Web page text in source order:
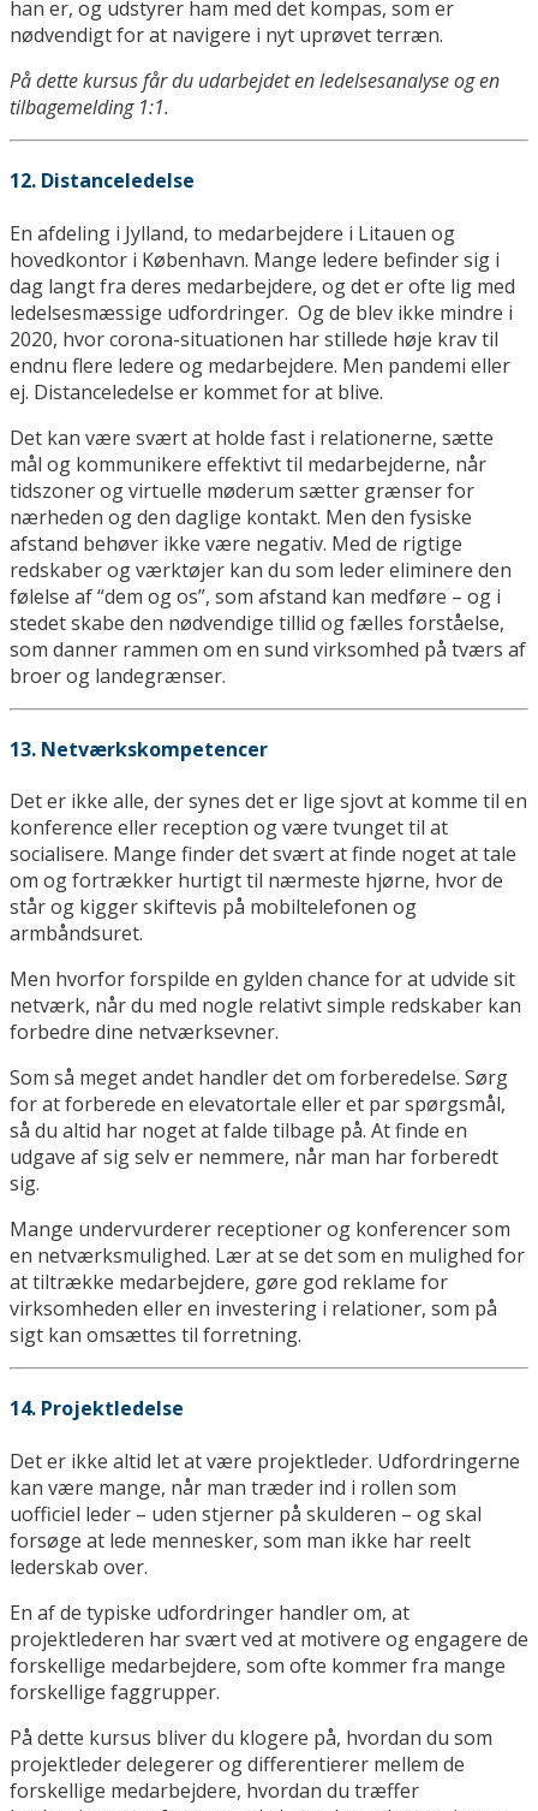
han er, og udstyrer ham med det kompas, som er
nødvendigt for at navigere i nyt uprøvet terræn.
På dette kursus får du udarbejdet en ledelsesanalyse og en
tilbagemelding 1:1.
12. Distanceledelse
En afdeling i Jylland, to medarbejdere i Litauen og
hovedkontor i København. Mange ledere befinder sig i
dag langt fra deres medarbejdere, og det er ofte lig med
ledelsesmæssige udfordringer. Og de blev ikke mindre i
2020, hvor corona-situationen har stillede høje krav til
endnu flere ledere og medarbejdere. Men pandemi eller
ej. Distanceledelse er kommet for at blive.
Det kan være svært at holde fast i relationerne, sætte
mål og kommunikere effektivt til medarbejderne, når
tidszoner og virtuelle møderum sætter grænser for
nærheden og den daglige kontakt. Men den fysiske
afstand behøver ikke være negativ. Med de rigtige
redskaber og værktøjer kan du som leder eliminere den
følelse af “dem og os”, som afstand kan medføre – og i
stedet skabe den nødvendige tillid og fælles forståelse,
som danner rammen om en sund virksomhed på tværs af
broer og landegrænser.
13. Netværkskompetencer
Det er ikke alle, der synes det er lige sjovt at komme til en
konference eller reception og være tvunget til at
socialisere. Mange finder det svært at finde noget at tale
om og fortrækker hurtigt til nærmeste hjørne, hvor de
står og kigger skiftevis på mobiltelefonen og
armbåndsuret.
Men hvorfor forspilde en gylden chance for at udvide sit
netværk, når du med nogle relativt simple redskaber kan
forbedre dine netværksevner.
Som så meget andet handler det om forberedelse. Sørg
for at forberede en elevatortale eller et par spørgsmål,
så du altid har noget at falde tilbage på. At finde en
udgave af sig selv er nemmere, når man har forberedt
sig.
Mange undervurderer receptioner og konferencer som
en netværksmulighed. Lær at se det som en mulighed for
at tiltrække medarbejdere, gøre god reklame for
virksomheden eller en investering i relationer, som på
sigt kan omsættes til forretning.
14. Projektledelse
Det er ikke altid let at være projektleder. Udfordringerne
kan være mange, når man træder ind i rollen som
uofficiel leder – uden stjerner på skulderen – og skal
forsøge at lede mennesker, som man ikke har reelt
lederskab over.
En af de typiske udfordringer handler om, at
projektlederen har svært ved at motivere og engagere de
forskellige medarbejdere, som ofte kommer fra mange
forskellige faggrupper.
På dette kursus bliver du klogere på, hvordan du som
projektleder delegerer og differentierer mellem de
forskellige medarbejdere, hvordan du træffer